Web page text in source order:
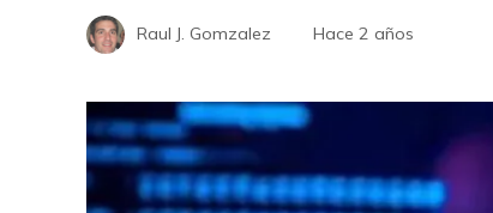
Raul J. Gomzalez Hace 2 años